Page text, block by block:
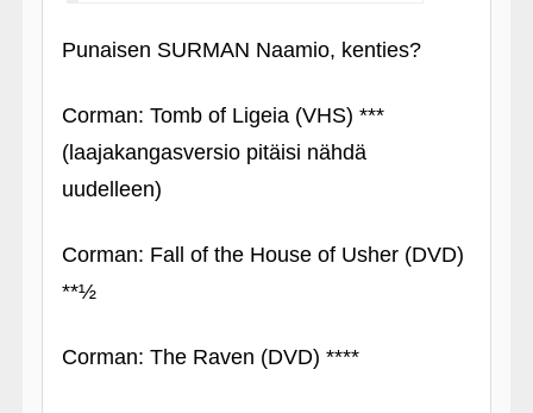
Punaisen SURMAN Naamio, kenties?
Corman: Tomb of Ligeia (VHS) ***
(laajakangasversio pitäisi nähdä
uudelleen)
Corman: Fall of the House of Usher (DVD)
**½
Corman: The Raven (DVD) ****